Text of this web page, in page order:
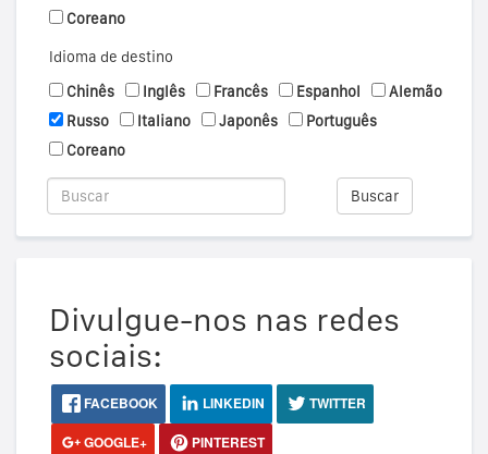
Coreano
Idioma de destino
Chinês
Inglês Francês Espanhol
Alemão
Russo
Italiano Japonês
Português
Coreano
Buscar
Divulgue-nos nas redes
sociais:
FACEBOOK LINKEDIN
TWITTER
GOOGLE+
PINTEREST